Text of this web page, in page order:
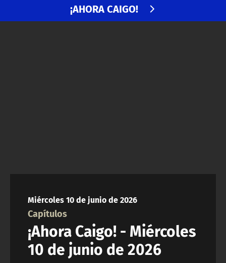
¡AHORA CAIGO!
Miércoles 10 de junio de 2026
Capítulos
¡Ahora Caigo! - Miércoles
10 de junio de 2026